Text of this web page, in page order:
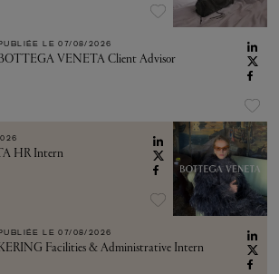
LE 07/08/2026
VENETA Client Advisor
HR Intern
LE 07/08/2026
Facilities & Administrative Intern